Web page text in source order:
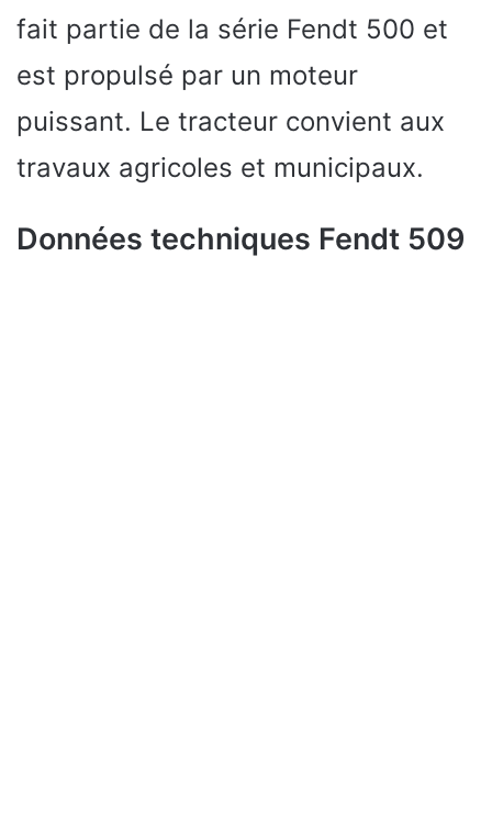
fait partie de la série Fendt 500 et
est propulsé par un moteur
puissant. Le tracteur convient aux
travaux agricoles et municipaux.
Données techniques Fendt 509